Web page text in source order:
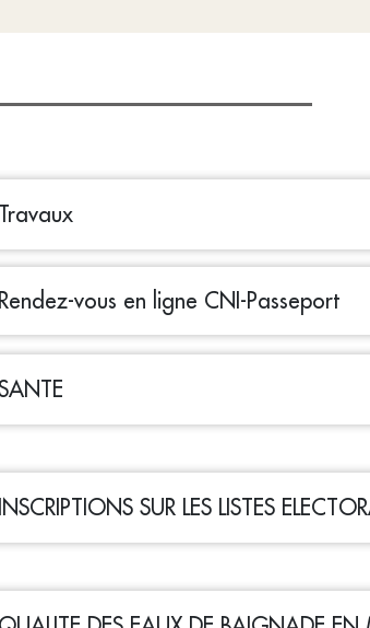
Travaux
Rendez-vous en ligne CNI-Passeport
INSCRIPTIONS SUR LES LISTES